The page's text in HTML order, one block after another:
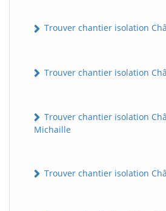
Trouver chantier isolation
Trouver chantier isolation
Trouver chantier isolation
Michaille
Trouver chantier isolation